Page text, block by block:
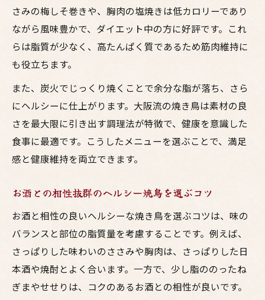
さみの梅しそ巻きや、胸肉の塩焼きは低カロリーであり
ながら風味豊かで、ダイエット中の方に好評です。これ
らは脂質が少なく、高たんぱく質であるため筋肉維持に
も役立ちます。
また、炭火でじっくり焼くことで余分な脂が落ち、さら
にヘルシーに仕上がります。大阪流の焼き鳥は素材の良
さを最大限に引き出す調理法が特徴で、健康を意識した
食事に最適です。こうしたメニューを選ぶことで、満足
感と健康維持を両立できます。
お酒との相性抜群のヘルシー焼鳥を選ぶコツ
お酒と相性の良いヘルシーな焼き鳥を選ぶコツは、味の
バランスと部位の脂質量を考慮することです。例えば、
さっぱりした味わいのささみや胸肉は、さっぱりした日
本酒や焼酎とよく合います。一方で、少し脂ののったね
ぎまやせせりは、コクのあるお酒との相性が良いです。